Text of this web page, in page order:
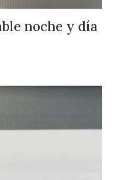
noche y día